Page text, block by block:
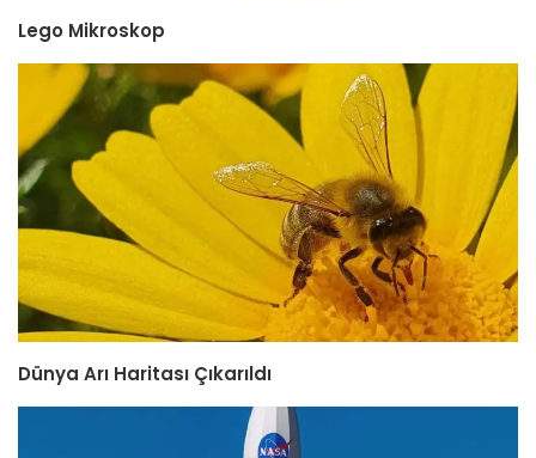
Lego Mikroskop
Dünya Arı Haritası Çıkarıldı